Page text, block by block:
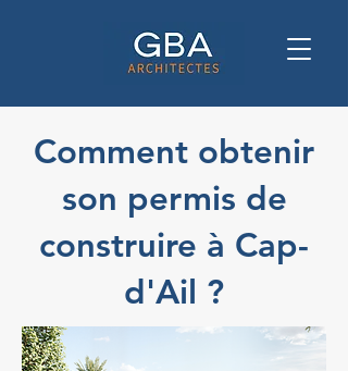
Comment obtenir
son permis de
construire à Cap-
d'Ail ?